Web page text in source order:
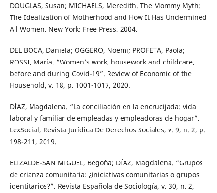
DOUGLAS, Susan; MICHAELS, Meredith. The Mommy Myth:
The Idealization of Motherhood and How It Has Undermined
All Women. New York: Free Press, 2004.
DEL BOCA, Daniela; OGGERO, Noemi; PROFETA, Paola;
ROSSI, María. “Women’s work, housework and childcare,
before and during Covid-19”. Review of Economic of the
Household, v. 18, p. 1001-1017, 2020.
DÍAZ, Magdalena. “La conciliación en la encrucijada: vida
laboral y familiar de empleadas y empleadoras de hogar”.
LexSocial, Revista Jurídica De Derechos Sociales, v. 9, n. 2, p.
198-211, 2019.
ELIZALDE-SAN MIGUEL, Begoña; DÍAZ, Magdalena. “Grupos
de crianza comunitaria: ¿iniciativas comunitarias o grupos
identitarios?”. Revista Española de Sociología, v. 30, n. 2,